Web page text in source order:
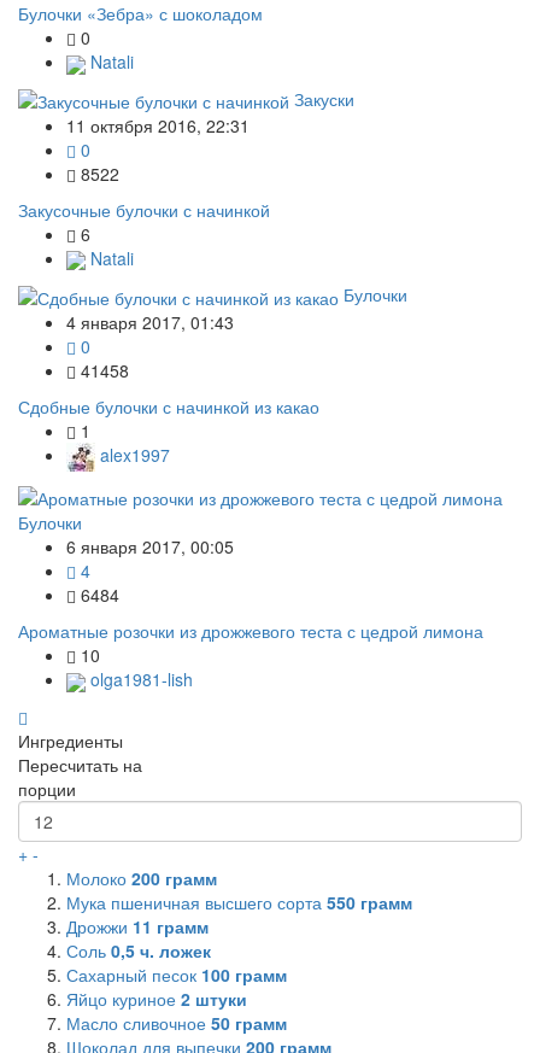
Булочки «Зебра» с шоколадом
0
Natali
Закуски
11 октября 2016, 22:31
0
8522
Закусочные булочки с начинкой
6
Natali
Булочки
4 января 2017, 01:43
0
41458
Сдобные булочки с начинкой из какао
1
alex1997
Булочки
6 января 2017, 00:05
4
6484
Ароматные розочки из дрожжевого теста с цедрой лимона
10
olga1981-lish
Ингредиенты
Пересчитать на
порции
+ -
Молоко 200 грамм
Мука пшеничная высшего сорта 550 грамм
Дрожжи 11 грамм
Соль 0,5 ч. ложек
Сахарный песок 100 грамм
Яйцо куриное 2 штуки
Масло сливочное 50 грамм
Шоколад для выпечки 200 грамм